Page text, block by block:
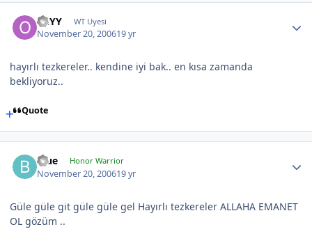
OzYY WT Uyesi
November 20, 200619 yr
hayırlı tezkereler.. kendine iyi bak.. en kısa zamanda
bekliyoruz..
Quote
Blue Honor Warrior
November 20, 200619 yr
Güle güle git güle güle gel Hayırlı tezkereler ALLAHA EMANET
OL gözüm ..